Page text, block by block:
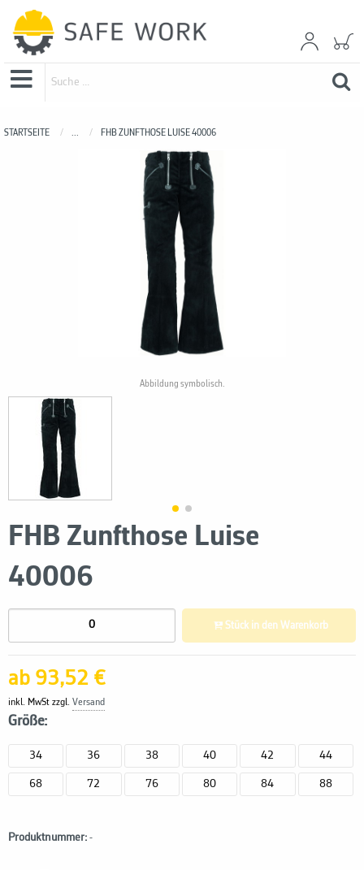
STARTSEITE ... FHB ZUNFTHOSE LUISE 40006
FHB Zunfthose Luise
40006
Abbildung symbolisch.
ab 93,52 €
inkl. MwSt zzgl. Versand
Größe:
34 36 38 40 42 44
68 72 76 80 84 88
Stück in den Warenkorb
Produktnummer: -